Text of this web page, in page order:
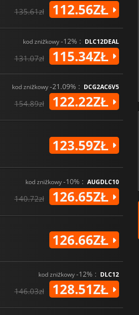
135.61zł 112.56ZŁ
kod zniżkowy-12% : DLC12DEAL
131.07zł 115.34ZŁ
kod zniżkowy-21.09% : DCG2AC6V5
154.89zł 122.22ZŁ
123.59ZŁ
kod zniżkowy-10% : AUGDLC10
140.72zł 126.65ZŁ
126.66ZŁ
kod zniżkowy-12% : DLC12
146.03zł 128.51ZŁ